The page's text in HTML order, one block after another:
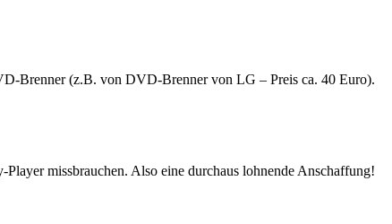
Brenner (z.B. von DVD-Brenner von LG – Preis ca. 40 Euro).
missbrauchen. Also eine durchaus lohnende Anschaffung!